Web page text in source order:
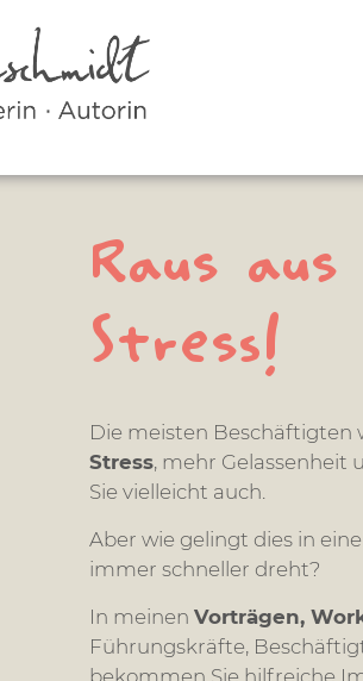
Raus aus
Stress!
Die meisten Beschäftigten
Stress, mehr Gelassenheit
Sie vielleicht auch.
Aber wie gelingt dies in
immer schneller dreht?
In meinenVorträgen,
Führungskräfte,
bekommen Sie hilfreiche